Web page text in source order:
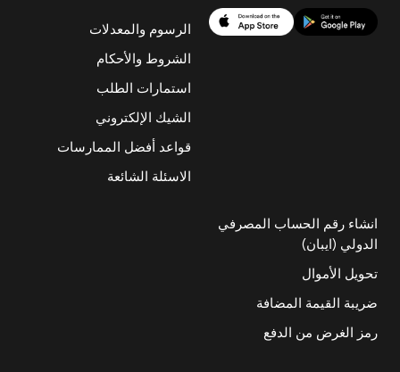
الرسوم والمعدلات
الشروط والأحكام
استمارات الطلب
الشيك الإلكتروني
قواعد أفضل الممارسات
الاسئلة الشائعة
انشاء رقم الحساب المصرفي
الدولي (ايبان)
تحويل الأموال
ضريبة القيمة المضافة
رمز الغرض من الدفع